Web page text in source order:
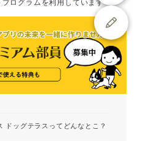
ドッグテラスってどんなとこ？